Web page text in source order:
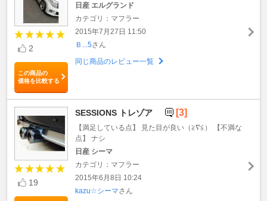
2
この商品の
価格を比較する
日産 エルグランド
カテゴリ：マフラー
2015年7月27日 11:50
Ｂ...5さん
同じ商品のレビュー一覧
19
SESSIONS トレゾア [3]
【満足している点】 見た目が良い（≧∇≦） 【不満な
点】 ナシ
日産 シーマ
カテゴリ：マフラー
2015年6月8日 10:24
kazu☆シーマさん